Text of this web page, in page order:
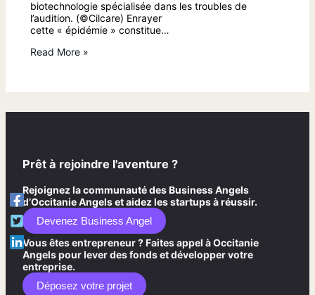
biotechnologie spécialisée dans les troubles de
l’audition. (©Cilcare) Enrayer
cette « épidémie » constitue…
Read More »
Prêt à rejoindre l'aventure ?
Rejoignez la communauté des Business Angels
d’Occitanie Angels et aidez les startups à réussir.
Devenez Business Angel
Vous êtes entrepreneur ? Faites appel à Occitanie
Angels pour lever des fonds et développer votre
entreprise.
Déposez votre projet